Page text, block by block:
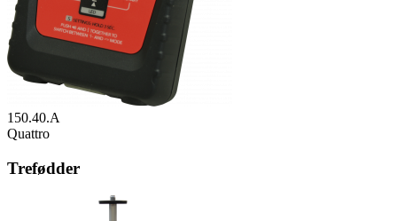
150.40.A
Quattro
Trefødder